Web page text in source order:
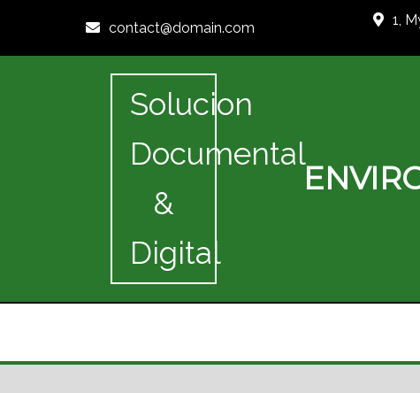
contact@domain.com 1,
Solucion
Documental
&
Digital